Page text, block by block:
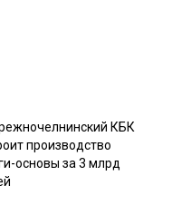
КБК
производство
основы за 3 млрд